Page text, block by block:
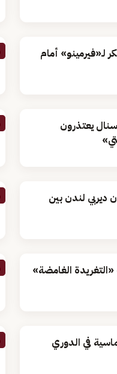
لـ«فيرمينو» أمام
يعتذرون
يشعلون ديربي لندن بين
الغامضة»
في الدوري